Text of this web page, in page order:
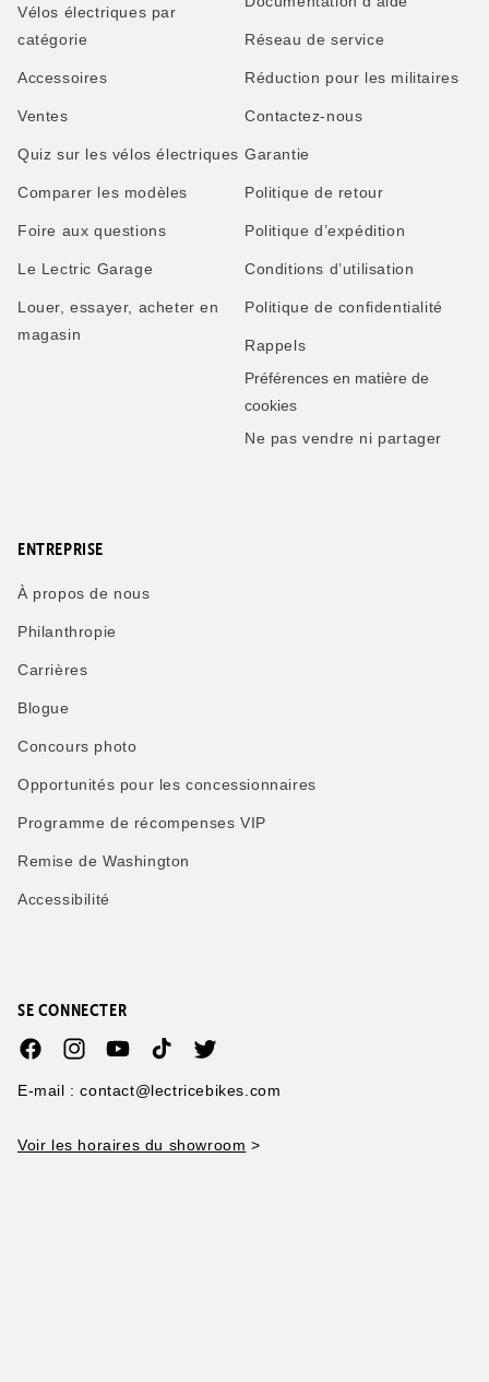
Vélos électriques par
catégorie
Accessoires
Ventes
Quiz sur les vélos électriques
Comparer les modèles
Foire aux questions
Le Lectric Garage
Louer, essayer, acheter en
magasin
Réseau de service
Réduction pour les militaires
Contactez-nous
Garantie
Politique de retour
Politique d’expédition
Conditions d’utilisation
Politique de confidentialité
Rappels
Préférences en matière de
cookies
Ne pas vendre ni partager
ENTREPRISE
À propos de nous
Philanthropie
Carrières
Blogue
Concours photo
Opportunités pour les concessionnaires
Programme de récompenses VIP
Remise de Washington
Accessibilité
SE CONNECTER
FacebookInstagramYouTubeTikTokTwitter
E-mail : contact@lectricebikes.com
Voir les horaires du showroom >